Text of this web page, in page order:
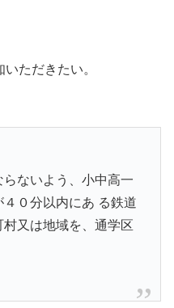
ただきたい。
ないよう、小中高一
０分以内にあ る鉄道
又は地域を、通学区